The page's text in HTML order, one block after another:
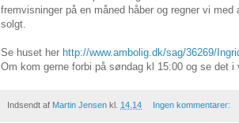
fremvisninger på en måned håber og regner vi
solgt.
Se huset her http://www.ambolig.dk/sag/36269/
Om kom gerne forbi på søndag kl 15:00 og se det i
Indsendt af Martin Jensen kl. 14.14 Ingen kommentarer: